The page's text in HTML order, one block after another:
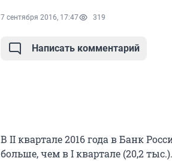
7 сентября 2016, 17:47 319
Написать комментарий
В II квартале 2016 года в Банк
больше, чем в I квартале (20,2